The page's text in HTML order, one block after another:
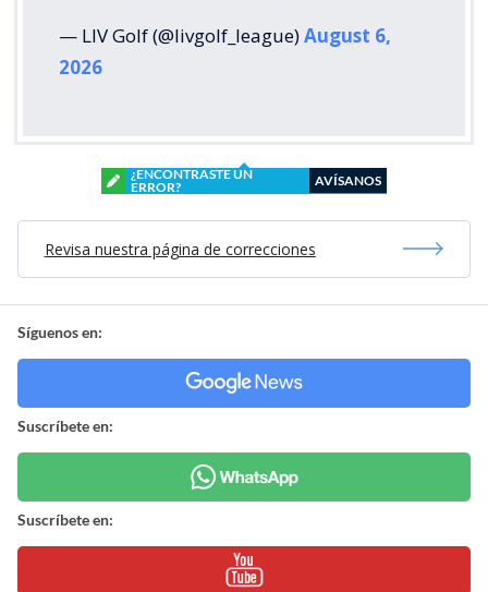
— LIV Golf (@livgolf_league)August 6,
2026
¿ENCONTRASTE UN
ERROR?
AVÍSANOS
Revisa nuestra página de correcciones
Síguenos en:
Suscríbete en:
Suscríbete en: